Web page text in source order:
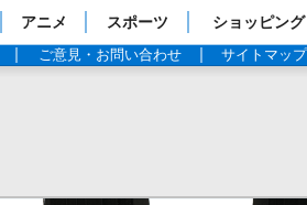
アニメ スポーツ ショッピング
ご意見・お問い合わせ サイトマップ